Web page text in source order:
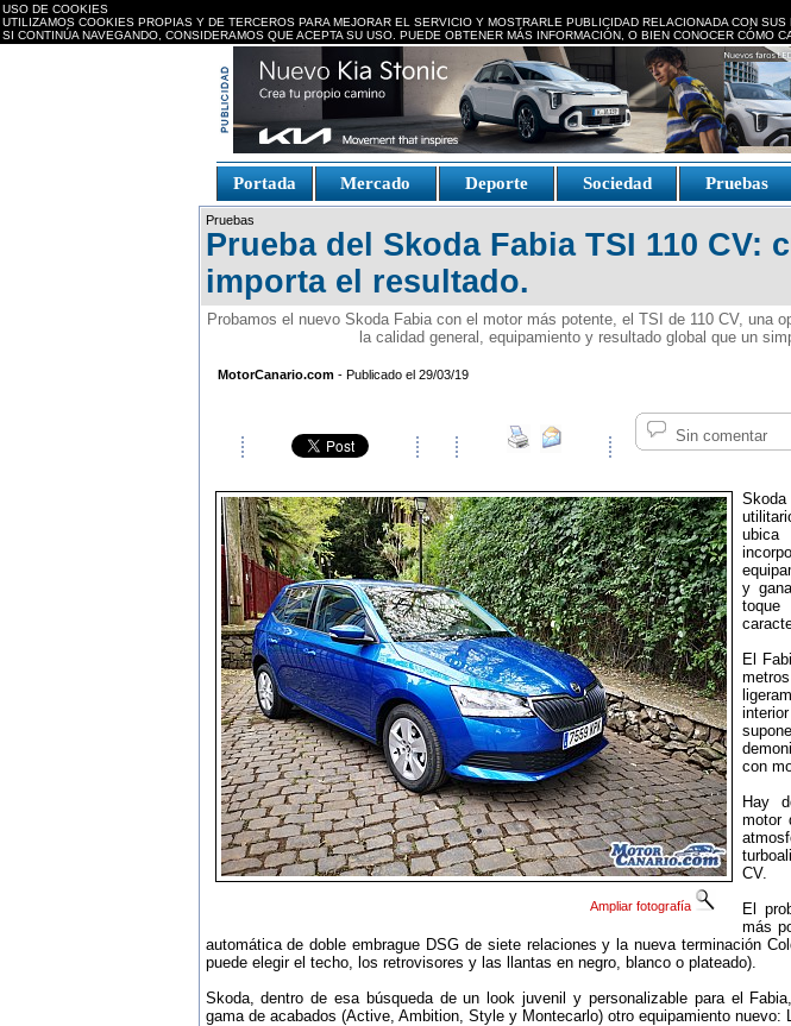
USO DE COOKIES
UTILIZAMOS COOKIES PROPIAS Y DE TERCEROS PARA MEJORAR EL SERVICIO Y MOSTRARLE PUBLICIDAD RELACIONADA CON
SI CONTINÚA NAVEGANDO, CONSIDERAMOS QUE ACEPTA SU USO. PUEDE OBTENER MÁS INFORMACIÓN, O BIEN CONOCER CÓMO
Portada Mercado Deporte Sociedad Pruebas
Fake Watches
Pruebas
Prueba del Skoda Fabia TSI 110 CV:
importa el resultado.
Probamos el nuevo Skoda Fabia con el motor más potente, el TSI de 110 CV, una
la calidad general, equipamiento y resultado global que un
MotorCanario.com- Publicado el 29/03/19
Sin comentar
Ampliar fotografía
y
El
con
Hay
motor
CV.
El
más
automática de doble embrague DSG de siete relaciones y la nueva terminación
puede elegir el techo, los retrovisores y las llantas en negro, blanco o plateado).
Skoda, dentro de esa búsqueda de un look juvenil y personalizable para el
gama de acabados (Active, Ambition, Style y Montecarlo) otro equipamiento nuevo: